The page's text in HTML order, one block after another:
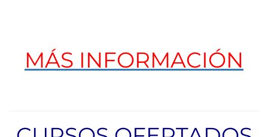
MÁS INFORMACIÓN